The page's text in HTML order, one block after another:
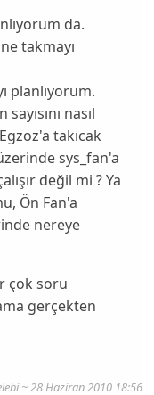
da.
takmayı
planlıyorum.
nasıl
takıcak
sys_fan'a
değil mi ? Ya
Ön Fan'a
nereye
çok soru
gerçekten
~ 28 Haziran 2010 18:56